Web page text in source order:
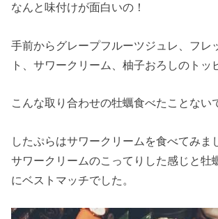
なんと味付けが面白いの！
手前からグレープフルーツジュレ、フレ
ト、サワークリーム、柚子おろしのトッ
こんな取り合わせの牡蠣食べたことない
したぷらはサワークリームを食べてみま
サワークリームのこってりした感じと牡
にベストマッチでした。